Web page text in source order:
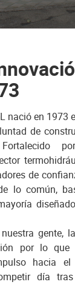
nació en 1973
de
de
lo común,
gente,
por lo que
hacia
día